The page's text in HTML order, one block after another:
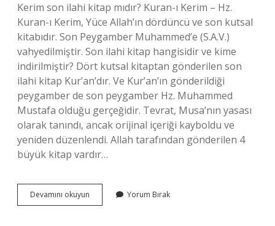
Kerim son ilahi kitap mıdır? Kuran-ı Kerim – Hz.
Kuran-ı Kerim, Yüce Allah’ın dördüncü ve son kutsal
kitabıdır. Son Peygamber Muhammed’e (S.A.V.)
vahyedilmiştir. Son ilahi kitap hangisidir ve kime
indirilmiştir? Dört kutsal kitaptan gönderilen son
ilahi kitap Kur’an’dır. Ve Kur’an’ın gönderildiği
peygamber de son peygamber Hz. Muhammed
Mustafa olduğu gerçeğidir. Tevrat, Musa’nın yasası
olarak tanındı, ancak orijinal içeriği kayboldu ve
yeniden düzenlendi. Allah tarafından gönderilen 4
büyük kitap vardır…
Devamını okuyun
Ilahi
Yorum Bırak